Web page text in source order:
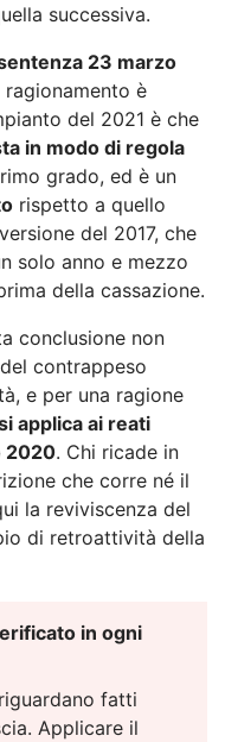
successiva.
23 marzo
è
del 2021 è che
in modo di regola
grado, ed è un
rispetto a quello
del 2017, che
solo anno e mezzo
della cassazione.
conclusione non
contrappeso
e per una ragione
applica ai reati
2020. Chi ricade in
che corre né il
la reviviscenza del
di retroattività della
in ogni
fatti
Applicare il